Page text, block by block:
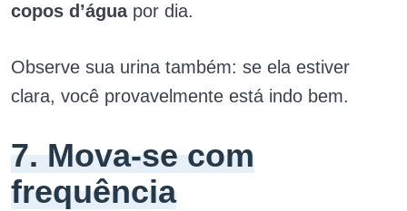
copos d’águapor dia.
Observe sua urina também: se ela estiver
clara, você provavelmente está indo bem.
7. Mova-se com
frequência